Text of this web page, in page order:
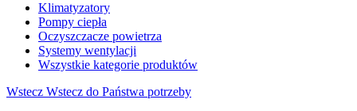
Klimatyzatory
Pompy ciepła
Oczyszczacze powietrza
Systemy wentylacji
Wszystkie kategorie produktów
Wstecz Wstecz do Państwa potrzeby